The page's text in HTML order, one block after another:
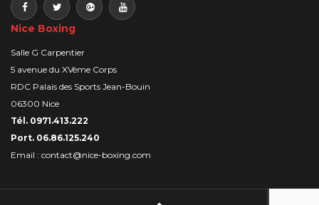
Nice Boxing
Salle G Carpentier
5 avenue du XVème Corps
RDC Palais des Sports Jean-Bouin
06300 Nice
Tél. 0971.413.222
Port. 06.86.125.240
Email : contact@nice-boxing.com